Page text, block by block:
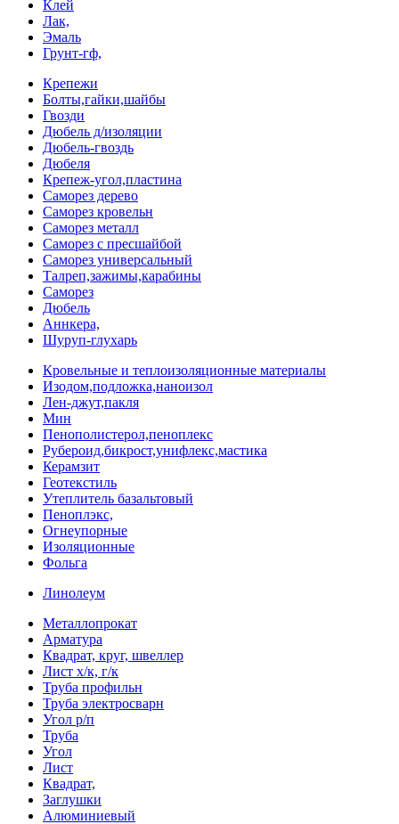
Клей
Лак,
Эмаль
Грунт-гф,
Крепежи
Болты,гайки,шайбы
Гвозди
Дюбель д/изоляции
Дюбель-гвоздь
Дюбеля
Крепеж-угол,пластина
Саморез дерево
Саморез кровельн
Саморез металл
Саморез с пресшайбой
Саморез универсальный
Талреп,зажимы,карабины
Саморез
Дюбель
Аннкера,
Шуруп-глухарь
Кровельные и теплоизоляционные материалы
Изодом,подложка,наноизол
Лен-джут,пакля
Мин
Пенополистерол,пеноплекс
Рубероид,бикрост,унифлекс,мастика
Керамзит
Геотекстиль
Утеплитель базальтовый
Пеноплэкс,
Огнеупорные
Изоляционные
Фольга
Линолеум
Металлопрокат
Арматура
Квадрат, круг, швеллер
Лист х/к, г/к
Труба профильн
Труба электросварн
Угол р/п
Труба
Угол
Лист
Квадрат,
Заглушки
Алюминиевый